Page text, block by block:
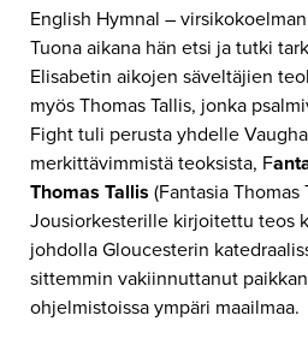
English Hymnal –
Tuona aikana hän etsi ja tutki
Elisabetin aikojen säveltäjien
myös Thomas Tallis, jonka
Fight tuli perusta yhdelle
merkittävimmistä teoksista, F
Thomas Tallis (Fantasia Thomas
Jousiorkesterille kirjoitettu teos
johdolla Gloucesterin
sittemmin vakiinnuttanut
ohjelmistoissa ympäri maailmaa.